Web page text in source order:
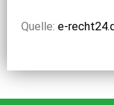
Quelle: e-